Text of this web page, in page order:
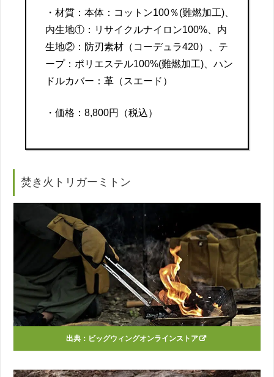
・材質：本体：コットン100％(難燃加工)、
内生地①：リサイクルナイロン100%、内
生地②：防刃素材（コーデュラ420）、テ
ープ：ポリエステル100%(難燃加工)、ハン
ドルカバー：革（スエード）
・価格：8,800円（税込）
焚き火トリガーミトン
出典： ビッグウィングオンラインストア